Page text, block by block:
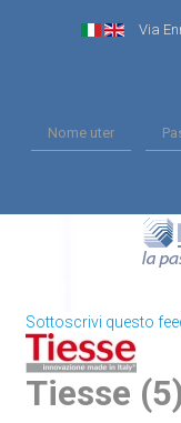
Via
Sottoscrivi questo
Tiesse